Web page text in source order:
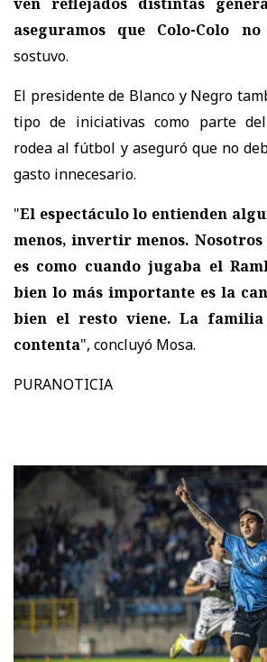
aseguramos que Colo-Colo
sostuvo.
El presidente de Blanco y Negro
tipo de iniciativas como parte
rodea al fútbol y aseguró que no
gasto innecesario.
"El espectáculo lo entienden
menos, invertir menos. Nosotros
es como cuando jugaba el
bien lo más importante es la
bien el resto viene. La familia
contenta", concluyó Mosa.
PURANOTICIA